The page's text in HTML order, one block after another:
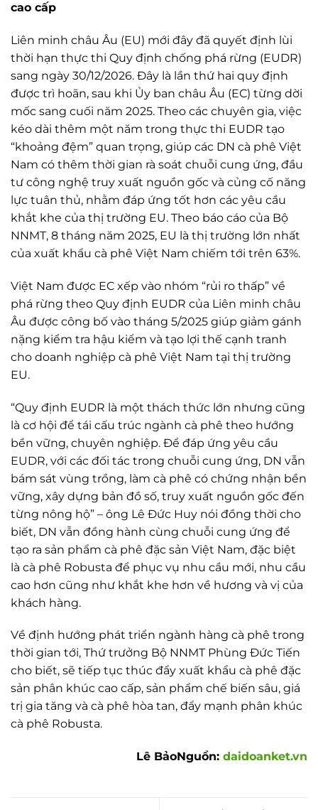
cao cấp
Liên minh châu Âu (EU) mới đây đã quyết định lùi
thời hạn thực thi Quy định chống phá rừng (EUDR)
sang ngày 30/12/2026. Đây là lần thứ hai quy định
được trì hoãn, sau khi Ủy ban châu Âu (EC) từng dời
mốc sang cuối năm 2025. Theo các chuyên gia, việc
kéo dài thêm một năm trong thực thi EUDR tạo
“khoảng đệm” quan trọng, giúp các DN cà phê Việt
Nam có thêm thời gian rà soát chuỗi cung ứng, đầu
tư công nghệ truy xuất nguồn gốc và củng cố năng
lực tuân thủ, nhằm đáp ứng tốt hơn các yêu cầu
khắt khe của thị trường EU. Theo báo cáo của Bộ
NNMT, 8 tháng năm 2025, EU là thị trường lớn nhất
của xuất khẩu cà phê Việt Nam chiếm tới trên 63%.
Việt Nam được EC xếp vào nhóm “rủi ro thấp” về
phá rừng theo Quy định EUDR của Liên minh châu
Âu được công bố vào tháng 5/2025 giúp giảm gánh
nặng kiểm tra hậu kiểm và tạo lợi thế cạnh tranh
cho doanh nghiệp cà phê Việt Nam tại thị trường
EU.
“Quy định EUDR là một thách thức lớn nhưng cũng
là cơ hội để tái cấu trúc ngành cà phê theo hướng
bền vững, chuyên nghiệp. Để đáp ứng yêu cầu
EUDR, với các đối tác trong chuỗi cung ứng, DN vẫn
bám sát vùng trồng, làm cà phê có chứng nhận bền
vững, xây dựng bản đồ số, truy xuất nguồn gốc đến
từng nông hộ” – ông Lê Đức Huy nói đồng thời cho
biết, DN vẫn đồng hành cùng chuỗi cung ứng để
tạo ra sản phẩm cà phê đặc sản Việt Nam, đặc biệt
là cà phê Robusta để phục vụ nhu cầu mới, nhu cầu
cao hơn cũng như khắt khe hơn về hương và vị của
khách hàng.
Về định hướng phát triển ngành hàng cà phê trong
thời gian tới, Thứ trưởng Bộ NNMT Phùng Đức Tiến
cho biết, sẽ tiếp tục thúc đẩy xuất khẩu cà phê đặc
sản phân khúc cao cấp, sản phẩm chế biến sâu, giá
trị gia tăng và cà phê hòa tan, đẩy mạnh phân khúc
cà phê Robusta.
Lê BảoNguồn: daidoanket.vn